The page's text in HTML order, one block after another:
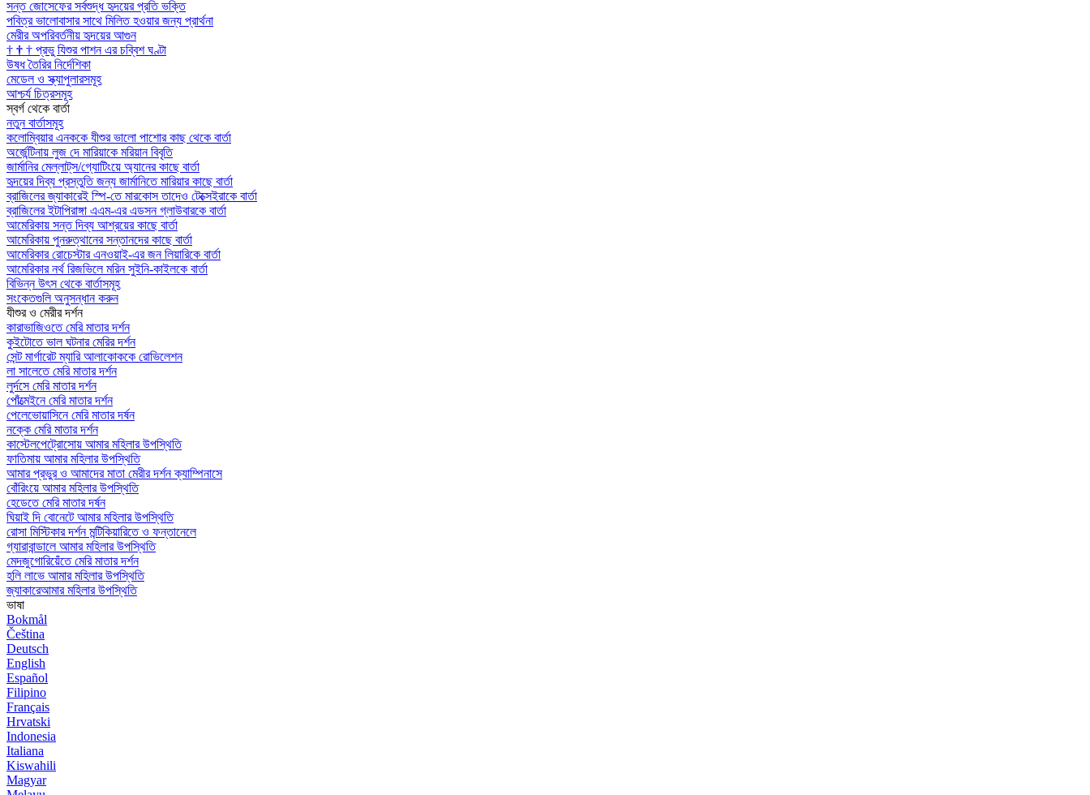
সন্ত জোসেফের সর্বশুদ্ধ হৃদয়ের প্রতি ভক্তি
পবিত্র ভালোবাসার সাথে মিলিত হওয়ার জন্য প্রার্থনা
মেরীর অপরিবর্তনীয় হৃদয়ের আগুন
† † † প্রভু যিশুর পাশন এর চব্বিশ ঘণ্টা
উষধ তৈরির নির্দেশিকা
মেডেল ও স্ক্যাপুলারসমূহ
আশ্চর্য চিত্রসমূহ
স্বর্গ থেকে বার্তা
নতুন বার্তাসমূহ
কলোম্বিয়ার এনককে যীশুর ভালো পাশোর কাছ থেকে বার্তা
অর্জেন্টিনায় লুজ দে মারিয়াকে মরিয়ান বিবৃতি
জার্মানির মেল্লাট্‌স/গ্যোটিংয়ে অ্যানের কাছে বার্তা
হৃদয়ের দিব্য প্রস্তুতি জন্য জার্মানিতে মারিয়ার কাছে বার্তা
ব্রাজিলের জ্যাকারেই স্পি-তে মারকোস তাদেও টেক্সেইরাকে বার্তা
ব্রাজিলের ইটাপিরাঙ্গা এএম-এর এডসন গ্লাউবারকে বার্তা
আমেরিকায় সন্ত দিব্য আশ্রয়ের কাছে বার্তা
আমেরিকায় পুনরুত্থানের সন্তানদের কাছে বার্তা
আমেরিকার রোচেস্টার এনওয়াই-এর জন লিয়ারিকে বার্তা
আমেরিকার নর্থ রিজভিলে মরিন সুইনি-কাইলকে বার্তা
বিভিন্ন উৎস থেকে বার্তাসমূহ
সংকেতগুলি অনুসন্ধান করুন
যীশুর ও মেরীর দর্শন
কারাভাজিওতে মেরি মাতার দর্শন
কুইটোতে ভাল ঘটনার মেরির দর্শন
সেন্ট মার্গারেট ম্যারি আলাকোককে রোভিলেশন
লা সালেতে মেরি মাতার দর্শন
লুর্দসে মেরি মাতার দর্শন
পোঁত্মেইনে মেরি মাতার দর্শন
পেলেভোয়াসিনে মেরি মাতার দর্ষন
নক্কে মেরি মাতার দর্শন
কাস্টেলপেট্রোসোয় আমার মহিলার উপস্থিতি
ফাতিমায় আমার মহিলার উপস্থিতি
আমার প্রভুর ও আমাদের মাতা মেরীর দর্শন ক্যাম্পিনাসে
বোঁরিংয়ে আমার মহিলার উপস্থিতি
হেডেতে মেরি মাতার দর্ষন
ঘিয়াই দি বোনেটে আমার মহিলার উপস্থিতি
রোসা মিস্টিকার দর্শন মন্টিকিয়ারিতে ও ফন্তানেলে
গ্যারাবান্ডালে আমার মহিলার উপস্থিতি
মেদজুগোরিয়েঁতে মেরি মাতার দর্শন
হলি লাভে আমার মহিলার উপস্থিতি
জ্যাকারেআমার মহিলার উপস্থিতি
ভাষা
Bokmål
Čeština
Deutsch
English
Español
Filipino
Français
Hrvatski
Indonesia
Italiana
Kiswahili
Magyar